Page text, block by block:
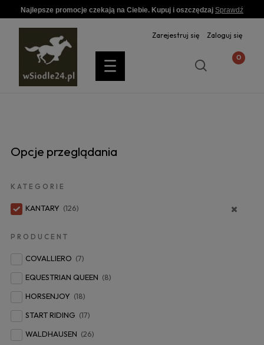
Najlepsze promocje czekają na Ciebie. Kupuj i oszczędzaj Sprawdź
Zarejestruj się Zaloguj się
Opcje przeglądania
KATEGORIE
KANTARY (126)
PRODUCENT
COVALLIERO (7)
EQUESTRIAN QUEEN (8)
HORSENJOY (18)
START RIDING (17)
WALDHAUSEN (26)